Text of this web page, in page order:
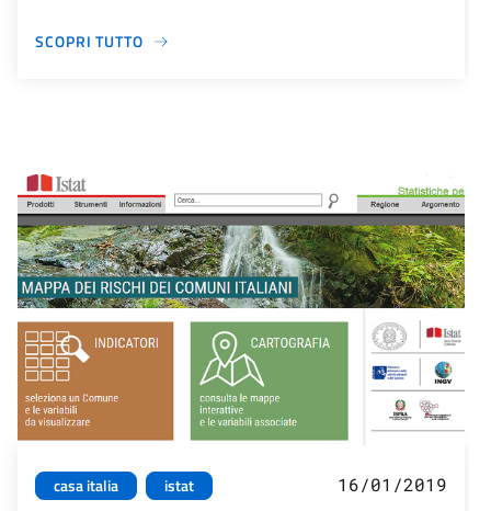
SCOPRI TUTTO
casa italia istat 16/01/2019